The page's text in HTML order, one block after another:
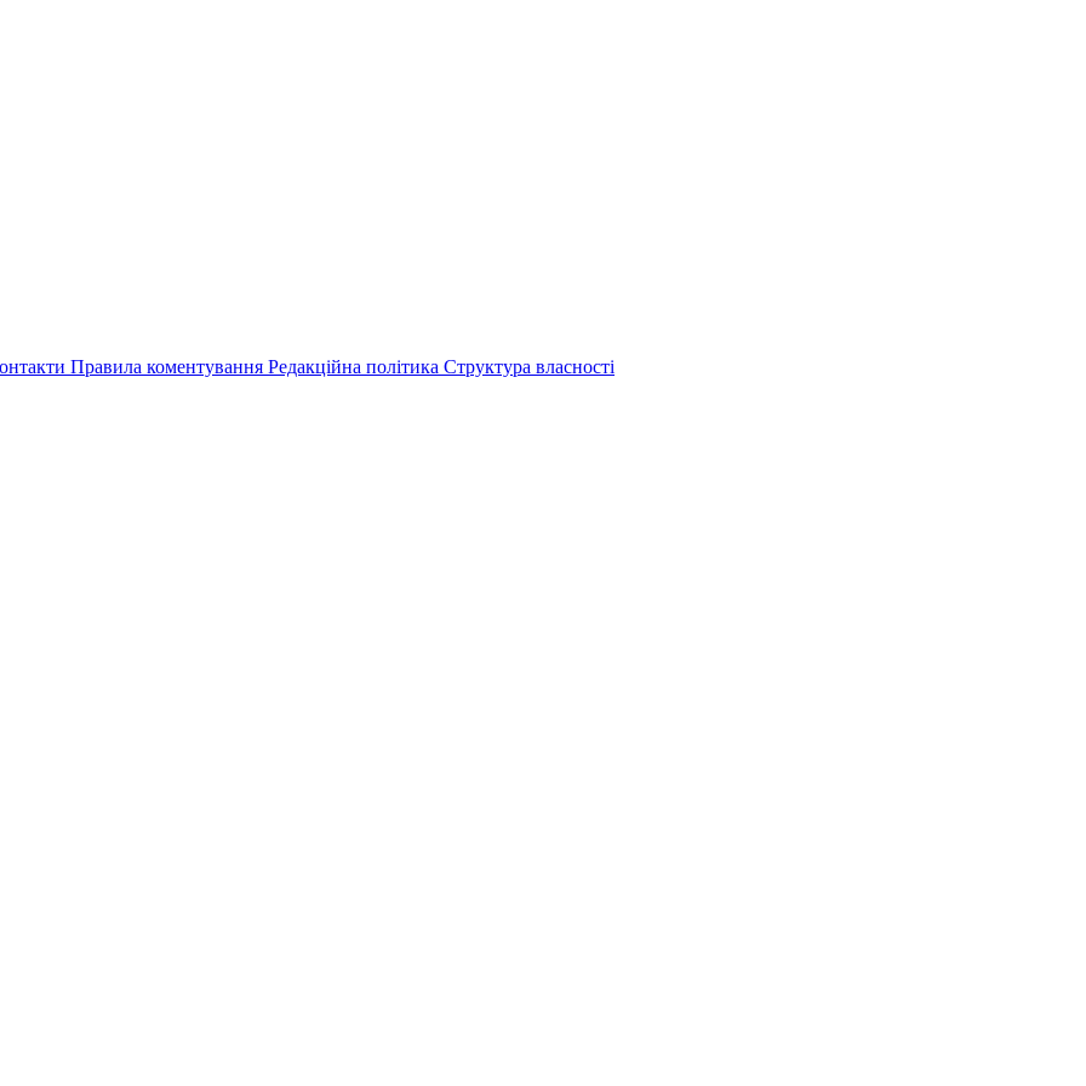
Правила коментування Редакційна політика Структура власності